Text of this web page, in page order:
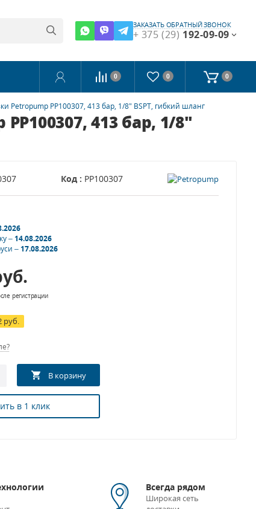
ЗАКАЗАТЬ ОБРАТНЫЙ ЗВОНОК
+ 375 (29) 192-09-09
0 0 0
PP100307, 413 бар, 1/8" BSPT, гибкий шланг
413 бар, 1/8"
Код : PP100307
–14.08.2026
–17.08.2026
регистрации
руб.
в 1 клик
Всегда рядом
Широкая сеть